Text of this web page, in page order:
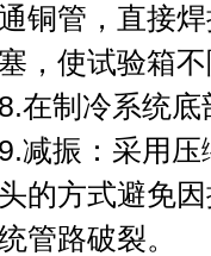
铜管，直接
塞，使试验
8.在制冷系统底
9.减振：采
头的方式避免因
管路破裂。